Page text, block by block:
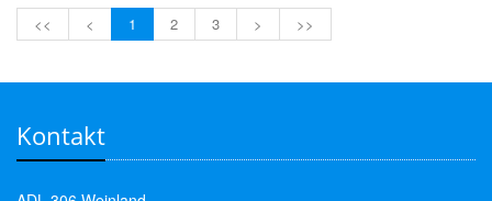
<< < 1 2 3 > >>
Kontakt